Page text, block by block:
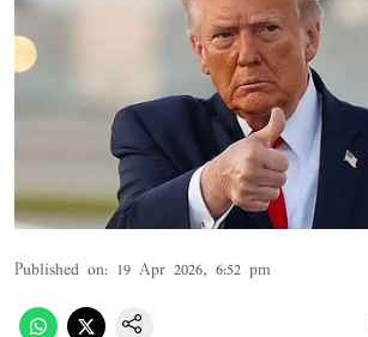
Published on: 19 Apr 2026, 6:52 pm